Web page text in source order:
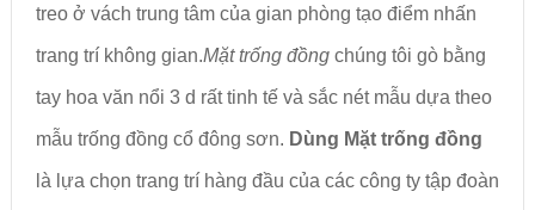
treo ở vách trung tâm của gian phòng tạo điểm nhấn
trang trí không gian.Mặt trống đồngchúng tôi gò bằng
tay hoa văn nổi 3 d rất tinh tế và sắc nét mẫu dựa theo
mẫu trống đồng cổ đông sơn. Dùng Mặt trống đồng
là lựa chọn trang trí hàng đầu của các công ty tập đoàn